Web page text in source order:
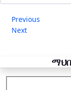
Previous
Next